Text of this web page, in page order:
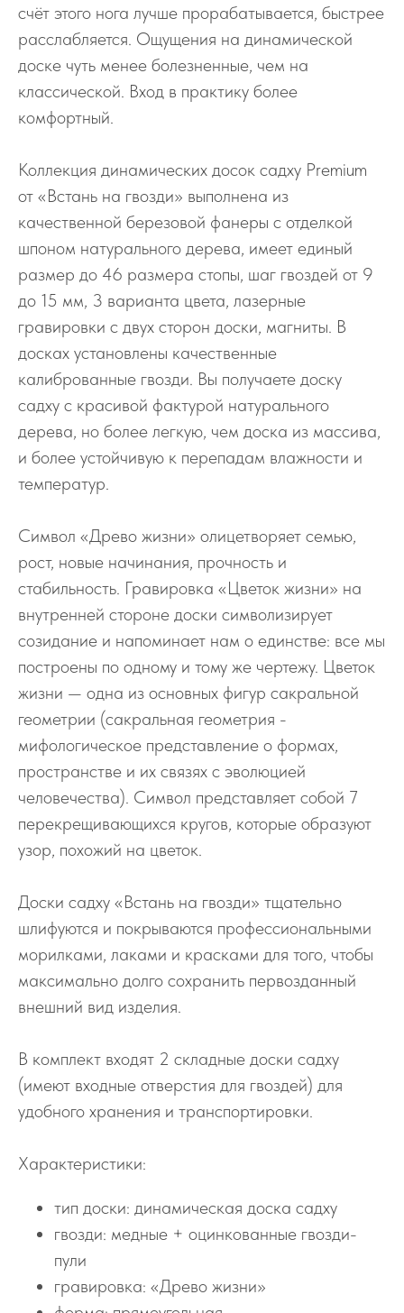
счёт этого нога лучше прорабатывается, быстрее
расслабляется. Ощущения на динамической
доске чуть менее болезненные, чем на
классической. Вход в практику более
комфортный.
Коллекция динамических досок садху Premium
от «Встань на гвозди» выполнена из
качественной березовой фанеры с отделкой
шпоном натурального дерева, имеет единый
размер до 46 размера стопы, шаг гвоздей от 9
до 15 мм, 3 варианта цвета, лазерные
гравировки с двух сторон доски, магниты. В
досках установлены качественные
калиброванные гвозди. Вы получаете доску
садху с красивой фактурой натурального
дерева, но более легкую, чем доска из массива,
и более устойчивую к перепадам влажности и
температур.
Символ «Древо жизни» олицетворяет семью,
рост, новые начинания, прочность и
стабильность. Гравировка «Цветок жизни» на
внутренней стороне доски символизирует
созидание и напоминает нам о единстве: все мы
построены по одному и тому же чертежу. Цветок
жизни — одна из основных фигур сакральной
геометрии (сакральная геометрия -
мифологическое представление о формах,
пространстве и их связях с эволюцией
человечества). Символ представляет собой 7
перекрещивающихся кругов, которые образуют
узор, похожий на цветок.
Доски садху «Встань на гвозди» тщательно
шлифуются и покрываются профессиональными
морилками, лаками и красками для того, чтобы
максимально долго сохранить первозданный
внешний вид изделия.
В комплект входят 2 складные доски садху
(имеют входные отверстия для гвоздей) для
удобного хранения и транспортировки.
Характеристики:
тип доски: динамическая доска садху
гвозди: медные + оцинкованные гвозди-
пули
гравировка: «Древо жизни»